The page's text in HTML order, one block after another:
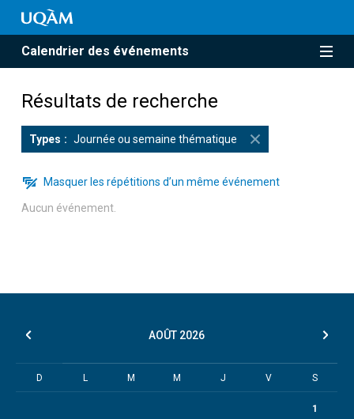
Calendrier des événements
Résultats de recherche
Types Journée ou semaine thématique
Masquer les répétitions d’un même événement
Aucun événement.
AOÛT 2026
D L M M J V S
1